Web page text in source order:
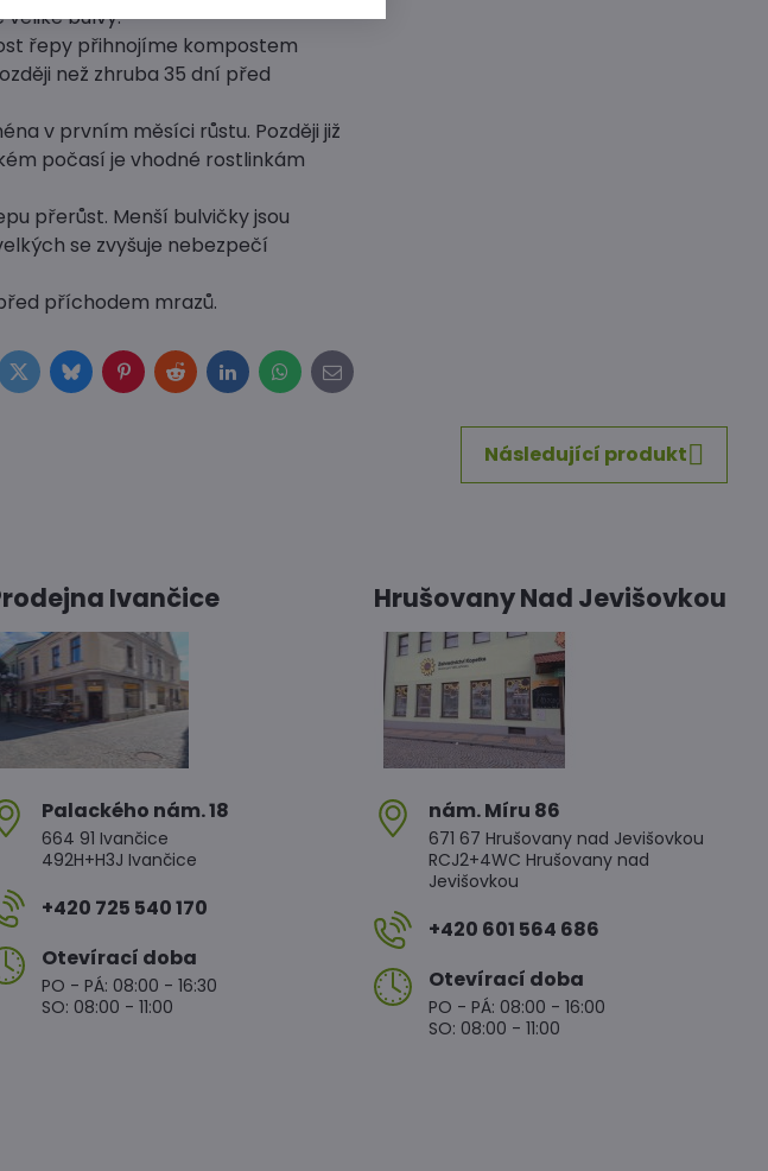
veliké bulvy.
řepy přihnojíme kompostem
než zhruba 35 dní před
v prvním měsíci růstu. Později již
počasí je vhodné rostlinkám
přerůst. Menší bulvičky jsou
se zvyšuje nebezpečí
příchodem mrazů.
TwitterBlueskyPinterest
RedditLinkedInWhatsApp
E-
mail
Následující produkt
Ivančice
Palackého nám​. 18
664 91 Ivančice
492H+H3J Ivančice
+420 725 540 170
Otevírací doba
PO - PÁ: 08:00 - 16:30
SO: 08:00 - 11:00
Hrušovany Nad Jevišovkou
nám​. Míru 86
671 67 Hrušovany nad Jevišovkou
RCJ2+4WC Hrušovany nad
Jevišovkou
+420 601 564 686
Otevírací doba
PO - PÁ: 08:00 - 16:00
SO: 08:00 - 11:00